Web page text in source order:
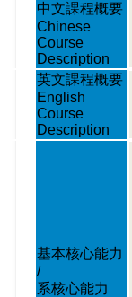
中文課程概要
Chinese
Course
Description
英文課程概要
English
Course
Description
基本核心能力
/
系核心能力